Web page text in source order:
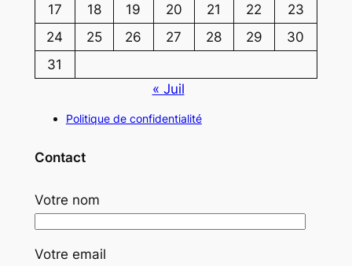
17
18 19 20 21 22
23
24
25 26 27 28 29
30
31
« Juil
Politique de confidentialité
Contact
Votre nom
Votre email